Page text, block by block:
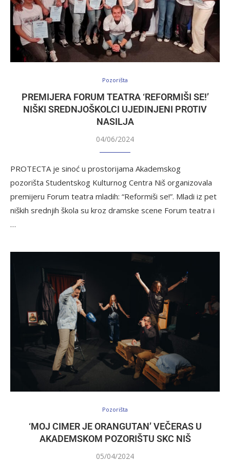
Pozorišta
PREMIJERA FORUM TEATRA ‘REFORMIŠI SE!’
NIŠKI SREDNJOŠKOLCI UJEDINJENI PROTIV
NASILJA
04/06/2024
PROTECTA je sinoć u prostorijama Akademskog
pozorišta Studentskog Kulturnog Centra Niš organizovala
premijeru Forum teatra mladih: “Reformiši se!”. Mladi iz pet
niških srednjih škola su kroz dramske scene Forum teatra i
…
Pozorišta
‘MOJ CIMER JE ORANGUTAN’ VEČERAS U
AKADEMSKOM POZORIŠTU SKC NIŠ
05/04/2024